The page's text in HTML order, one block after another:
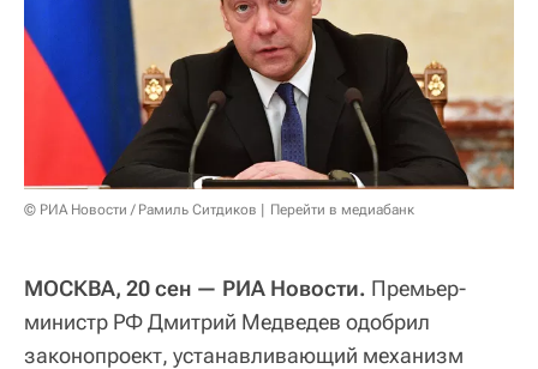
© РИА Новости / Рамиль Ситдиков Перейти в медиабанк
МОСКВА, 20 сен — РИА Новости. Премьер-
министр РФ Дмитрий Медведев одобрил
законопроект, устанавливающий механизм